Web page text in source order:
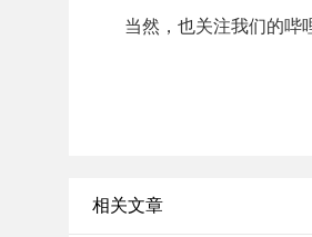
当然，也关注我们的哔
相关文章